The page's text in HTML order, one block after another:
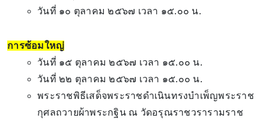
วันที่ ๑๐ ตุลาคม ๒๕๖๗ เวลา ๑๕.๐๐ น.
การซ้อมใหญ่
วันที่ ๑๕ ตุลาคม ๒๕๖๗ เวลา ๑๕.๐๐ น.
วันที่ ๒๒ ตุลาคม ๒๕๖๗ เวลา ๑๕.๐๐ น.
พระราชพิธีเสด็จพระราชดำเนินทรงบำเพ็ญพระราช
กุศลถวายผ้าพระกฐิน ณ วัดอรุณราชวรารามราช